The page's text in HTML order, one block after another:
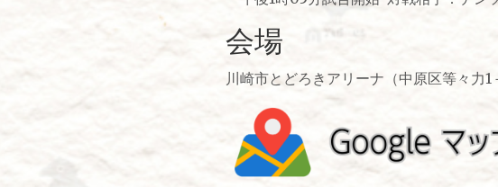
会場
川崎市とどろきアリーナ（中原区等々力1